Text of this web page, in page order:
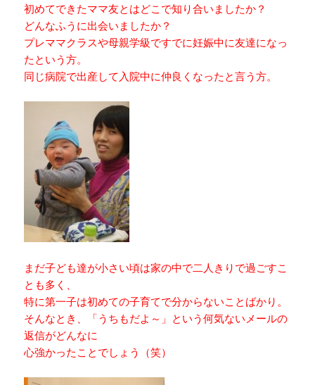
初めてできたママ友とはどこで知り合いましたか？
どんなふうに出会いましたか？
プレママクラスや母親学級ですでに妊娠中に友達になっ
たという方。
同じ病院で出産して入院中に仲良くなったと言う方。
まだ子ども達が小さい頃は家の中で二人きりで過ごすこ
とも多く、
特に第一子は初めての子育てで分からないことばかり。
そんなとき、「うちもだよ～」という何気ないメールの
返信がどんなに
心強かったことでしょう（笑）